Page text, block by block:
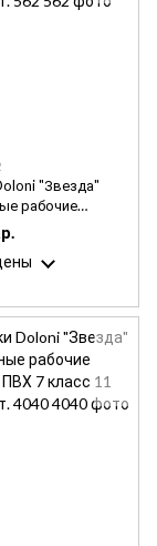
"Звезда"
рабочие
7 класс 10
562